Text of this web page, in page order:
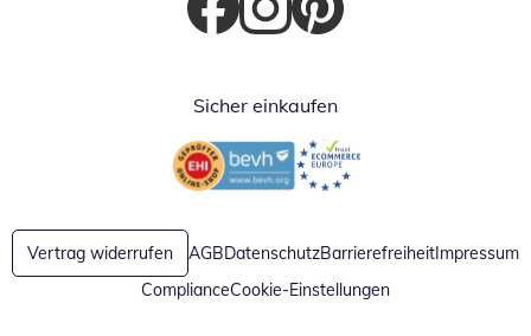
Öffnet in neuem Fenster
Öffnet in neuem Fenster
Öffnet in neuem Fenster
Sicher einkaufen
Öffnet in neuem FensterÖffnet in neuem Fenster
Vertrag widerrufen AGBDatenschutzBarrierefreiheitImpressum
ComplianceCookie-Einstellungen